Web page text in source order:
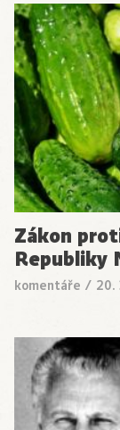
Zákon
Republiky
komentáře / 20.